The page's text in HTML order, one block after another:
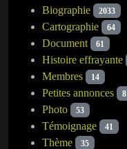
Biographie 2033
Cartographie 64
Document 61
Histoire effrayante
Membres 14
Petites annonces 8
Photo 53
Témoignage 41
Thème 35